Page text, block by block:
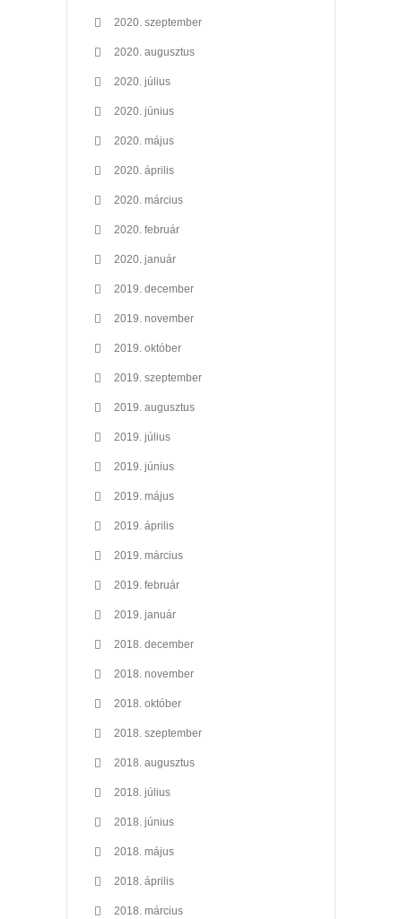
2020. szeptember
2020. augusztus
2020. július
2020. június
2020. május
2020. április
2020. március
2020. február
2020. január
2019. december
2019. november
2019. október
2019. szeptember
2019. augusztus
2019. július
2019. június
2019. május
2019. április
2019. március
2019. február
2019. január
2018. december
2018. november
2018. október
2018. szeptember
2018. augusztus
2018. július
2018. június
2018. május
2018. április
2018. március